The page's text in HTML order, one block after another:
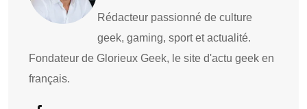
Rédacteur passionné de culture
geek, gaming, sport et actualité.
Fondateur de Glorieux Geek, le site d'actu geek en
français.